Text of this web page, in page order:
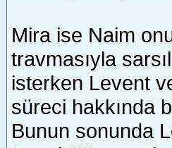
Mira ise Naim
travmasıyla
isterken Levent
süreci hakkında
Bunun sonunda